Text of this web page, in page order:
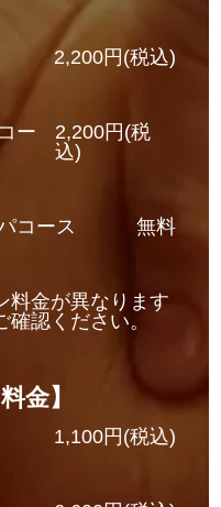
2,200円(税込)
ー
2,200円(税
込)
コース 無料
料金が異なります
認ください。
金】
1,100円(税込)